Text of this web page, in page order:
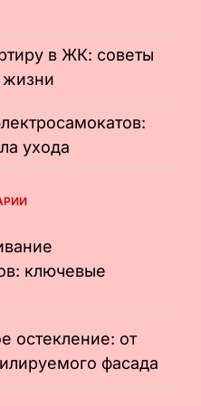
в ЖК: советы
ухода
ключевые
остекление: от
фасада